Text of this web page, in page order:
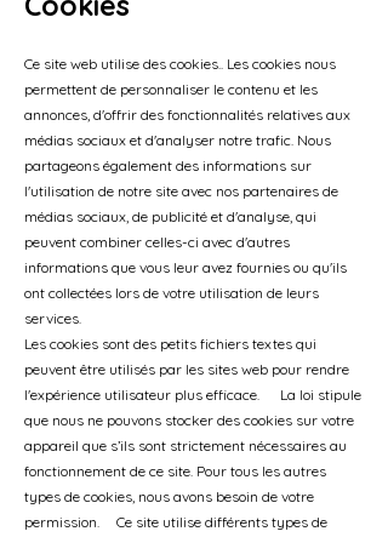
Ce site web utilise des cookies.. Les cookies nous
permettent de personnaliser le contenu et les
annonces, d'offrir des fonctionnalités relatives aux
médias sociaux et d'analyser notre trafic. Nous
partageons également des informations sur
l'utilisation de notre site avec nos partenaires de
médias sociaux, de publicité et d'analyse, qui
peuvent combiner celles-ci avec d'autres
informations que vous leur avez fournies ou qu'ils
ont collectées lors de votre utilisation de leurs
services.
Les cookies sont des petits fichiers textes qui
peuvent être utilisés par les sites web pour rendre
l'expérience utilisateur plus efficace. La loi stipule
que nous ne pouvons stocker des cookies sur votre
appareil que s’ils sont strictement nécessaires au
fonctionnement de ce site. Pour tous les autres
types de cookies, nous avons besoin de votre
permission. Ce site utilise différents types de